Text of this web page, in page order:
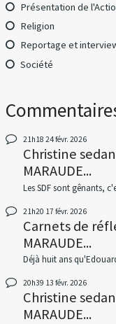
Présentation de
Religion
Reportage et
Société
21h18 24févr. 2026
Christine
MARAUDE...
Les SDF sont gênants,
21h20 17 févr. 2026
Carnets de
MARAUDE...
Déjà huit ans
20h39 13 févr. 2026
Christine
MARAUDE...